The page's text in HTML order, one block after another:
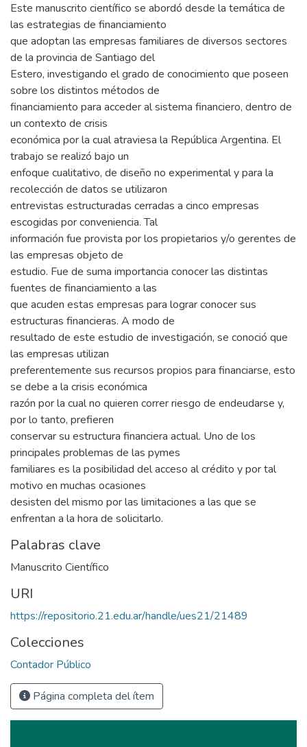
Este manuscrito científico se abordó desde la temática de
las estrategias de financiamiento
que adoptan las empresas familiares de diversos sectores
de la provincia de Santiago del
Estero, investigando el grado de conocimiento que poseen
sobre los distintos métodos de
financiamiento para acceder al sistema financiero, dentro de
un contexto de crisis
económica por la cual atraviesa la República Argentina. El
trabajo se realizó bajo un
enfoque cualitativo, de diseño no experimental y para la
recolección de datos se utilizaron
entrevistas estructuradas cerradas a cinco empresas
escogidas por conveniencia. Tal
información fue provista por los propietarios y/o gerentes de
las empresas objeto de
estudio. Fue de suma importancia conocer las distintas
fuentes de financiamiento a las
que acuden estas empresas para lograr conocer sus
estructuras financieras. A modo de
resultado de este estudio de investigación, se conoció que
las empresas utilizan
preferentemente sus recursos propios para financiarse, esto
se debe a la crisis económica
razón por la cual no quieren correr riesgo de endeudarse y,
por lo tanto, prefieren
conservar su estructura financiera actual. Uno de los
principales problemas de las pymes
familiares es la posibilidad del acceso al crédito y por tal
motivo en muchas ocasiones
desisten del mismo por las limitaciones a las que se
enfrentan a la hora de solicitarlo.
Palabras clave
Manuscrito Científico
URI
https://repositorio.21.edu.ar/handle/ues21/21489
Colecciones
Contador Público
Página completa del ítem